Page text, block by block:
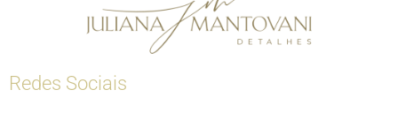
Redes Sociais